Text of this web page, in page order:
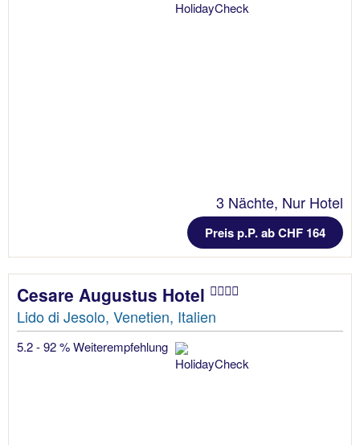
3 Nächte, Nur Hotel
Preis p.P. ab CHF 164
Cesare Augustus Hotel
Lido di Jesolo, Venetien, Italien
5.2 - 92 % Weiterempfehlung